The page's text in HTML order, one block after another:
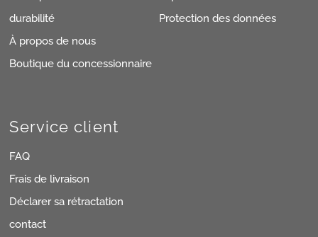
durabilité
À propos de nous
Boutique du concessionnaire
Protection des données
Service client
FAQ
Frais de livraison
Déclarer sa rétractation
contact